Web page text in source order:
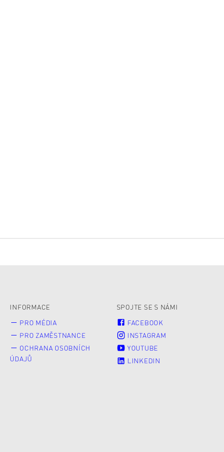
INFORMACE
PRO MÉDIA
PRO ZAMĚSTNANCE
OCHRANA OSOBNÍCH
ÚDAJŮ
SPOJTE SE S NÁMI
FACEBOOK
INSTAGRAM
YOUTUBE
LINKEDIN